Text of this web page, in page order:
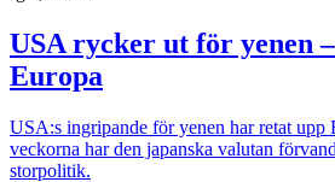
USA rycker ut för yenen
Europa
USA:s ingripande för yenen har retat upp
veckorna har den japanska valutan
storpolitik.